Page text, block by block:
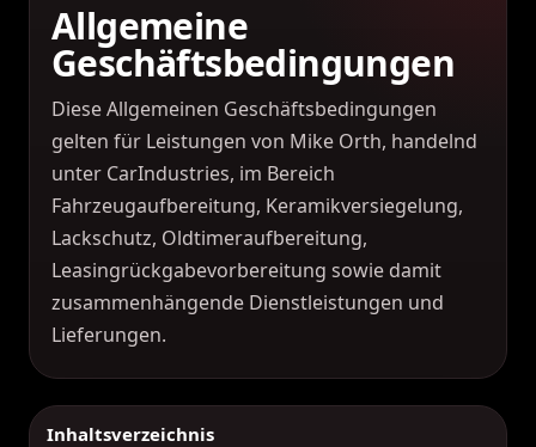
Allgemeine
Geschäftsbedingungen
Diese Allgemeinen Geschäftsbedingungen
gelten für Leistungen von Mike Orth, handelnd
unter CarIndustries, im Bereich
Fahrzeugaufbereitung, Keramikversiegelung,
Lackschutz, Oldtimeraufbereitung,
Leasingrückgabevorbereitung sowie damit
zusammenhängende Dienstleistungen und
Lieferungen.
Inhaltsverzeichnis